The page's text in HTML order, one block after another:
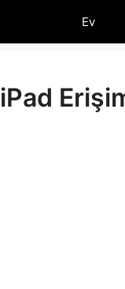
Ev
iPad